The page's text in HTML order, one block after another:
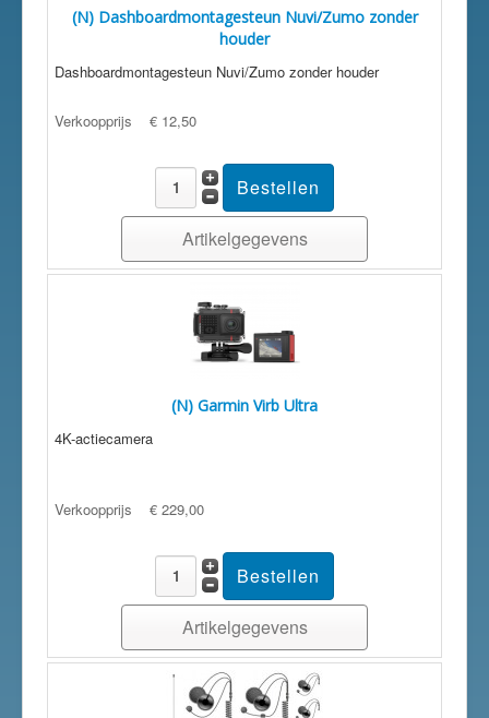
(N) Dashboardmontagesteun Nuvi/Zumo zonder
houder
Dashboardmontagesteun Nuvi/Zumo zonder houder
Verkoopprijs € 12,50
Artikelgegevens
(N) Garmin Virb Ultra
4K-actiecamera
Verkoopprijs € 229,00
Artikelgegevens